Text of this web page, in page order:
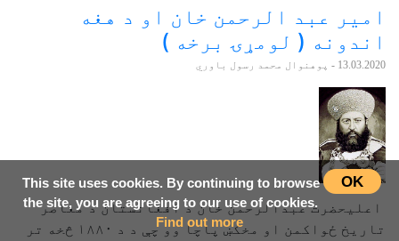
امير عبد الرحمن خان او د هغه
اندونه ( لومړۍ برخه )
13.03.2020 - پوهنوال محمد رسول باوري
اعليحضرت عبدالرحمن خان د افغانستان د معاصر
تاريخ ځواکمن او مخکښ پاچا وو چې د د ١٨٨٠ څخه تر
OK
This site uses cookies. By continuing to browse
the site, you are agreeing to our use of cookies.
Find out more